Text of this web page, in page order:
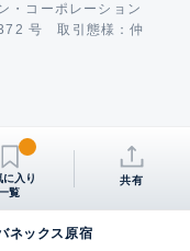
・コーポレーション
号 取引態様：仲
共有
ネックス原宿